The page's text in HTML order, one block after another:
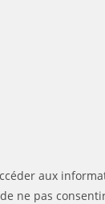
aux
ne pas